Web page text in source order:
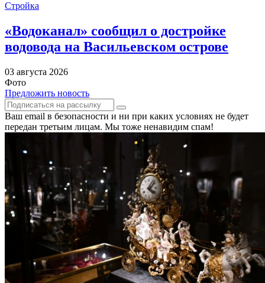
Стройка
«Водоканал» сообщил о достройке
водовода на Васильевском острове
03 августа 2026
Фото
Предложить новость
Ваш email в безопасности и ни при каких условиях не будет
передан третьим лицам. Мы тоже ненавидим спам!